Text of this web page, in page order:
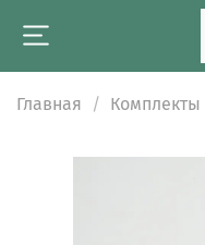
Главная